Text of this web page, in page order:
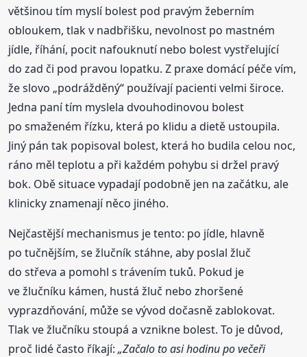
většinou tím myslí bolest pod pravým žeberním
obloukem, tlak v nadbřišku, nevolnost po mastném
jídle, říhání, pocit nafouknutí nebo bolest vystřelující
do zad či pod pravou lopatku. Z praxe domácí péče vím,
že slovo „podrážděný“ používají pacienti velmi široce.
Jedna paní tím myslela dvouhodinovou bolest
po smaženém řízku, která po klidu a dietě ustoupila.
Jiný pán tak popisoval bolest, která ho budila celou noc,
ráno měl teplotu a při každém pohybu si držel pravý
bok. Obě situace vypadají podobně jen na začátku, ale
klinicky znamenají něco jiného.
Nejčastější mechanismus je tento: po jídle, hlavně
po tučnějším, se žlučník stáhne, aby poslal žluč
do střeva a pomohl s trávením tuků. Pokud je
ve žlučníku kámen, hustá žluč nebo zhoršené
vyprazdňování, může se vývod dočasně zablokovat.
Tlak ve žlučníku stoupá a vznikne bolest. To je důvod,
proč lidé často říkají:„Začalo to asi hodinu po večeři